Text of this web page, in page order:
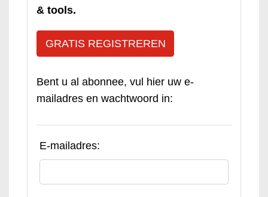
& tools.
GRATIS REGISTREREN
Bent u al abonnee, vul hier uw e-
mailadres en wachtwoord in:
E-mailadres: